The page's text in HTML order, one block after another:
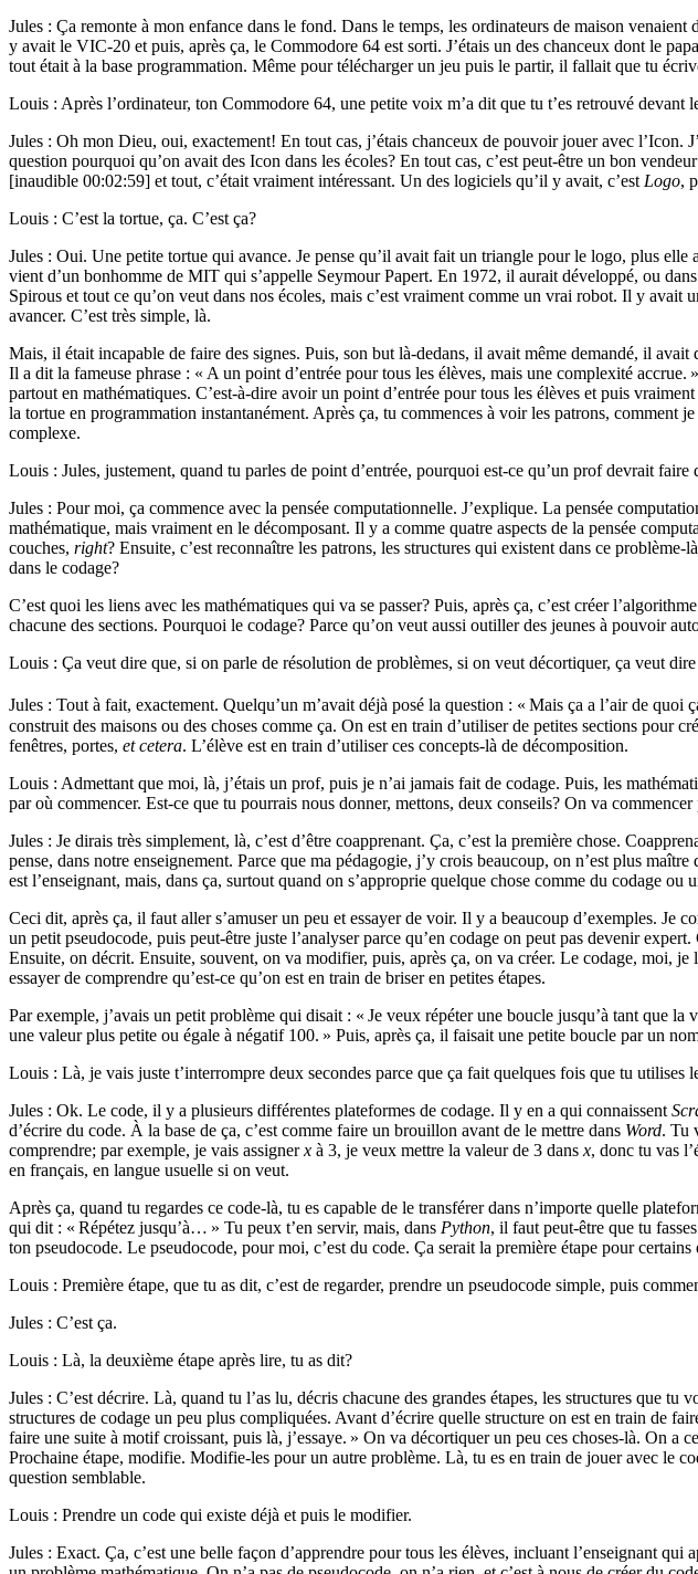
Jules : Ça remonte à mon enfance dans le fond. Dans le temps, les ordinateurs de maison
y avait le VIC-20 et puis, après ça, le Commodore 64 est sorti. J’étais un des chanceux dont le
tout était à la base programmation. Même pour télécharger un jeu puis le partir, il fallait que tu
Louis : Après l’ordinateur, ton Commodore 64, une petite voix m’a dit que tu t’es retrouvé devant
Jules : Oh mon Dieu, oui, exactement! En tout cas, j’étais chanceux de pouvoir jouer avec l’Icon.
question pourquoi qu’on avait des Icon dans les écoles? En tout cas, c’est peut-être un bon
[inaudible 00:02:59] et tout, c’était vraiment intéressant. Un des logiciels qu’il y avait, c’estLogo,
Louis : C’est la tortue, ça. C’est ça?
Jules : Oui. Une petite tortue qui avance. Je pense qu’il avait fait un triangle pour le logo, plus
vient d’un bonhomme de MIT qui s’appelle Seymour Papert. En 1972, il aurait développé, ou
Spirous et tout ce qu’on veut dans nos écoles, mais c’est vraiment comme un vrai robot. Il y
avancer. C’est très simple, là.
Mais, il était incapable de faire des signes. Puis, son but là-dedans, il avait même demandé, il
Il a dit la fameuse phrase : « A un point d’entrée pour tous les élèves, mais une complexité accrue.
partout en mathématiques. C’est-à-dire avoir un point d’entrée pour tous les élèves et puis
la tortue en programmation instantanément. Après ça, tu commences à voir les patrons, comment
complexe.
Louis : Jules, justement, quand tu parles de point d’entrée, pourquoi est-ce qu’un prof devrait faire
Jules : Pour moi, ça commence avec la pensée computationnelle. J’explique. La pensée
mathématique, mais vraiment en le décomposant. Il y a comme quatre aspects de la pensée
couches, right? Ensuite, c’est reconnaître les patrons, les structures qui existent dans ce
dans le codage?
C’est quoi les liens avec les mathématiques qui va se passer? Puis, après ça, c’est créer
chacune des sections. Pourquoi le codage? Parce qu’on veut aussi outiller des jeunes à pouvoir
Louis : Ça veut dire que, si on parle de résolution de problèmes, si on veut décortiquer, ça veut
Jules : Tout à fait, exactement. Quelqu’un m’avait déjà posé la question : « Mais ça a l’air de
construit des maisons ou des choses comme ça. On est en train d’utiliser de petites sections pour
fenêtres, portes, et cetera. L’élève est en train d’utiliser ces concepts-là de décomposition.
Louis : Admettant que moi, là, j’étais un prof, puis je n’ai jamais fait de codage. Puis, les
par où commencer. Est-ce que tu pourrais nous donner, mettons, deux conseils? On va
Jules : Je dirais très simplement, là, c’est d’être coapprenant. Ça, c’est la première chose.
pense, dans notre enseignement. Parce que ma pédagogie, j’y crois beaucoup, on n’est plus
est l’enseignant, mais, dans ça, surtout quand on s’approprie quelque chose comme du codage
Ceci dit, après ça, il faut aller s’amuser un peu et essayer de voir. Il y a beaucoup d’exemples. Je
un petit pseudocode, puis peut-être juste l’analyser parce qu’en codage on peut pas devenir
Ensuite, on décrit. Ensuite, souvent, on va modifier, puis, après ça, on va créer. Le codage, moi,
essayer de comprendre qu’est-ce qu’on est en train de briser en petites étapes.
Par exemple, j’avais un petit problème qui disait : « Je veux répéter une boucle jusqu’à tant que
une valeur plus petite ou égale à négatif 100. » Puis, après ça, il faisait une petite boucle par un
Louis : Là, je vais juste t’interrompre deux secondes parce que ça fait quelques fois que tu
Jules : Ok. Le code, il y a plusieurs différentes plateformes de codage. Il y en a qui connaissent
d’écrire du code. À la base de ça, c’est comme faire un brouillon avant de le mettre dans Word. Tu
comprendre; par exemple, je vais assignerx à 3, je veux mettre la valeur de 3 dans x, donc tu vas
en français, en langue usuelle si on veut.
Après ça, quand tu regardes ce code-là, tu es capable de le transférer dans n’importe quelle
qui dit : « Répétez jusqu’à… » Tu peux t’en servir, mais, dans Python, il faut peut-être que tu
ton pseudocode. Le pseudocode, pour moi, c’est du code. Ça serait la première étape pour
Louis : Première étape, que tu as dit, c’est de regarder, prendre un pseudocode simple, puis
Jules : C’est ça.
Louis : Là, la deuxième étape après lire, tu as dit?
Jules : C’est décrire. Là, quand tu l’as lu, décris chacune des grandes étapes, les structures que
structures de codage un peu plus compliquées. Avant d’écrire quelle structure on est en train de
faire une suite à motif croissant, puis là, j’essaye. » On va décortiquer un peu ces choses-là. On
Prochaine étape, modifie. Modifie-les pour un autre problème. Là, tu es en train de jouer avec le
question semblable.
Louis : Prendre un code qui existe déjà et puis le modifier.
Jules : Exact. Ça, c’est une belle façon d’apprendre pour tous les élèves, incluant l’enseignant